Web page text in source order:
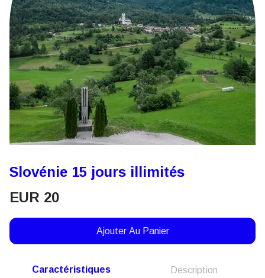
Slovénie 15 jours illimités
EUR 20
Ajouter Au Panier
Caractéristiques Description